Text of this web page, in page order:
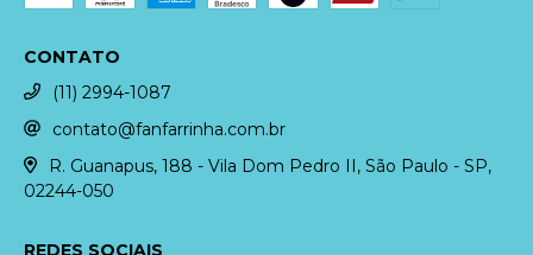
CONTATO
(11) 2994-1087
contato@fanfarrinha.com.br
R. Guanapus, 188 - Vila Dom Pedro II, São Paulo - SP,
02244-050
REDES SOCIAIS